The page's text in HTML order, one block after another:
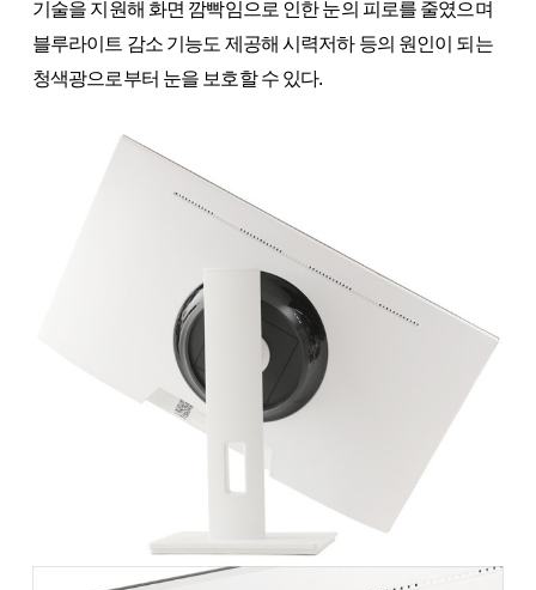
기술을 지원해 화면 깜빡임으로 인한 눈의 피로를 줄였으며
블루라이트 감소 기능도 제공해 시력저하 등의 원인이 되는
청색광으로부터 눈을 보호할 수 있다.